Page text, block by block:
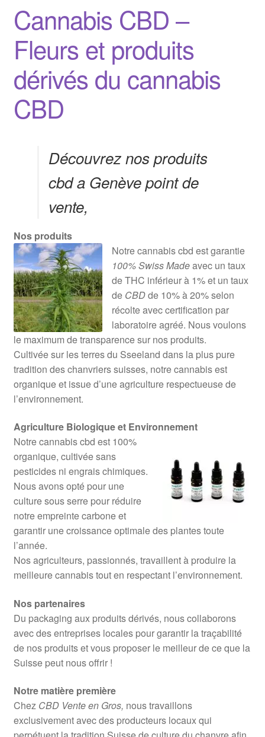
Cannabis CBD –
Fleurs et produits
dérivés du cannabis
CBD
Découvrez nos produits
cbd a Genève point de
vente,
Nos produits
Notre cannabis cbd est garantie
100% Swiss Madeavec un taux
de THC inférieur à 1% et un taux
deCBDde 10% à 20% selon
récolte avec certification par
laboratoire agréé. Nous voulons
le maximum de transparence sur nos produits.
Cultivée sur les terres du Sseeland dans la plus pure
tradition des chanvriers suisses, notre cannabis est
organique et issue d’une agriculture respectueuse de
l’environnement.
Agriculture Biologique et Environnement
Notre cannabis cbd est 100%
organique, cultivée sans
pesticides ni engrais chimiques.
Nous avons opté pour une
culture sous serre pour réduire
notre empreinte carbone et
garantir une croissance optimale des plantes toute
l’année.
Nos agriculteurs, passionnés, travaillent à produire la
meilleure cannabis tout en respectant l’environnement.
Nos partenaires
Du packaging aux produits dérivés, nous collaborons
avec des entreprises locales pour garantir la traçabilité
de nos produits et vous proposer le meilleur de ce que la
Suisse peut nous offrir !
Notre matière première
Chez CBD Vente en Gros, nous travaillons
exclusivement avec des producteurs locaux qui